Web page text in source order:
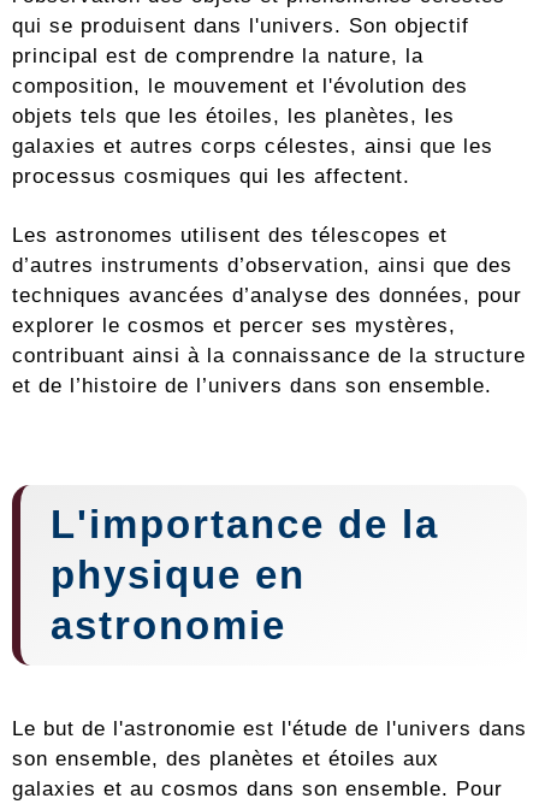
qui se produisent dans l'univers. Son objectif
principal est de comprendre la nature, la
composition, le mouvement et l'évolution des
objets tels que les étoiles, les planètes, les
galaxies et autres corps célestes, ainsi que les
processus cosmiques qui les affectent.
Les astronomes utilisent des télescopes et
d’autres instruments d’observation, ainsi que des
techniques avancées d’analyse des données, pour
explorer le cosmos et percer ses mystères,
contribuant ainsi à la connaissance de la structure
et de l’histoire de l’univers dans son ensemble.
L'importance de la
physique en
astronomie
Le but de l'astronomie est l'étude de l'univers dans
son ensemble, des planètes et étoiles aux
galaxies et au cosmos dans son ensemble. Pour